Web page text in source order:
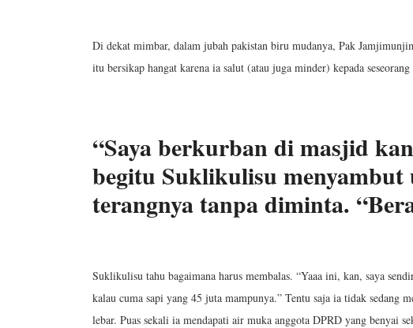
Di dekat mimbar, dalam jubah pakistan biru mudanya, Pak
itu bersikap hangat karena ia salut (atau juga minder) kepada
“Saya berkurban di masjid
begitu Suklikulisu
terangnya tanpa diminta.
Suklikulisu tahu bagaimana harus membalas. “Yaaa ini, kan, saya
kalau cuma sapi yang 45 juta mampunya.” Tentu saja ia tidak sedang
lebar. Puas sekali ia mendapati air muka anggota DPRD yang benyai